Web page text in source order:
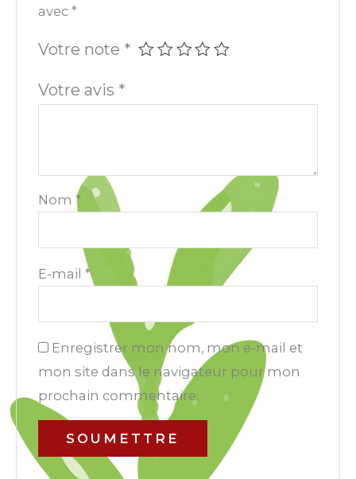
avec*
Votre note *
Votre avis *
Nom*
E-mail*
Enregistrer mon nom, mon e-mail et
mon site dans le navigateur pour mon
prochain commentaire.